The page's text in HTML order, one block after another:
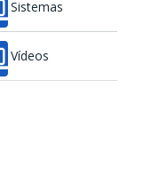
Sistemas
Vídeos